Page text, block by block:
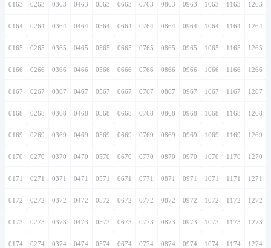
0163 0263 0363 0463 0563 0663 0763 0863 0963 1063 1163 1263
0164 0264 0364 0464 0564 0664 0764 0864 0964 1064 1164 1264
0165 0265 0365 0465 0565 0665 0765 0865 0965 1065 1165 1265
0166 0266 0366 0466 0566 0666 0766 0866 0966 1066 1166 1266
0167 0267 0367 0467 0567 0667 0767 0867 0967 1067 1167 1267
0168 0268 0368 0468 0568 0668 0768 0868 0968 1068 1168 1268
0169 0269 0369 0469 0569 0669 0769 0869 0969 1069 1169 1269
0170 0270 0370 0470 0570 0670 0770 0870 0970 1070 1170 1270
0171 0271 0371 0471 0571 0671 0771 0871 0971 1071 1171 1271
0172 0272 0372 0472 0572 0672 0772 0872 0972 1072 1172 1272
0173 0273 0373 0473 0573 0673 0773 0873 0973 1073 1173 1273
0174 0274 0374 0474 0574 0674 0774 0874 0974 1074 1174 1274